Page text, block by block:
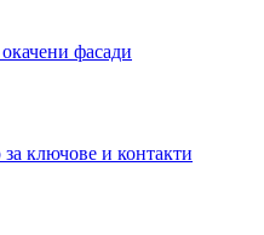
фасади
ключове и контакти